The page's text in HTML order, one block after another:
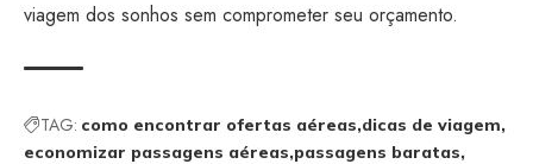
viagem dos sonhos sem comprometer seu orçamento.
TAG: como encontrar ofertas aéreas dicas de viagem
economizar passagens aéreas passagens baratas